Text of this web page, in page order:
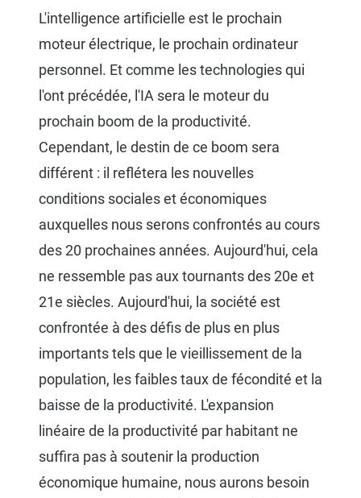
L'intelligence artificielle est le prochain
moteur électrique, le prochain ordinateur
personnel. Et comme les technologies qui
l'ont précédée, l'IA sera le moteur du
prochain boom de la productivité.
Cependant, le destin de ce boom sera
différent : il reflétera les nouvelles
conditions sociales et économiques
auxquelles nous serons confrontés au cours
des 20 prochaines années. Aujourd'hui, cela
ne ressemble pas aux tournants des 20e et
21e siècles. Aujourd'hui, la société est
confrontée à des défis de plus en plus
importants tels que le vieillissement de la
population, les faibles taux de fécondité et la
baisse de la productivité. L'expansion
linéaire de la productivité par habitant ne
suffira pas à soutenir la production
économique humaine, nous aurons besoin